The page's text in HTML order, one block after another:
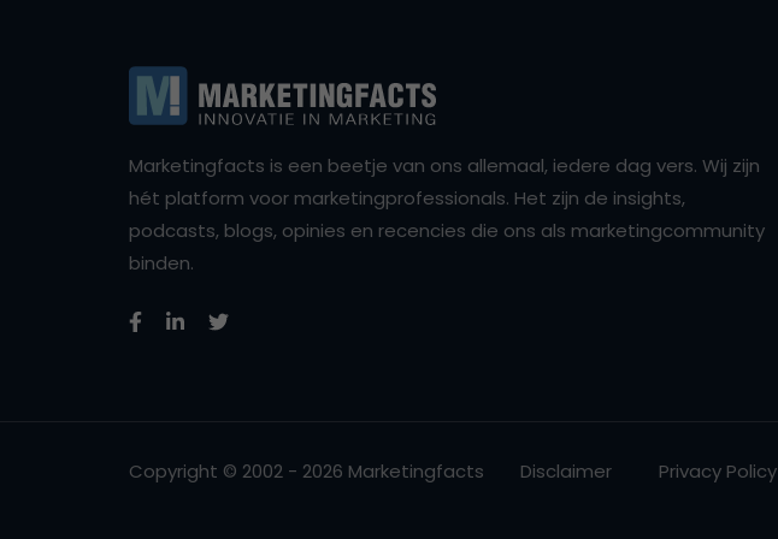
Marketingfacts is een beetje van ons allemaal, iedere dag vers. Wij zijn
hét platform voor marketingprofessionals. Het zijn de insights,
podcasts, blogs, opinies en recencies die ons als marketingcommunity
binden.
Copyright © 2002 - 2026 Marketingfacts Disclaimer Privacy Policy